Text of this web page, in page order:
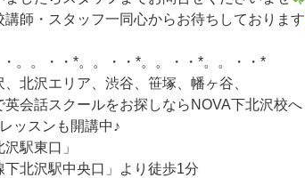
講師・スタッフ一同心からお待ちしております
。。・・*。。・・*。。・・*。。・・*
北沢エリア、渋谷、笹塚、幡ヶ谷、
英会話スクールをお探しならNOVA下北沢校へ
ッスンも開講中♪
沢駅東口」
下北沢駅中央口」より徒歩1分